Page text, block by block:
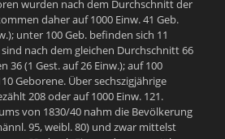
wurden nach dem Durchschnitt der
daher auf 1000 Einw. 41 Geb.
unter 100 Geb. befinden sich 11
nach dem gleichen Durchschnitt 66
36 (1 Gest. auf 26 Einw.); auf 100
Geborene. Über sechszigjährige
208 oder auf 1000 Einw. 121.
von 1830/40 nahm die Bevölkerung
95, weibl. 80) und zwar mittelst